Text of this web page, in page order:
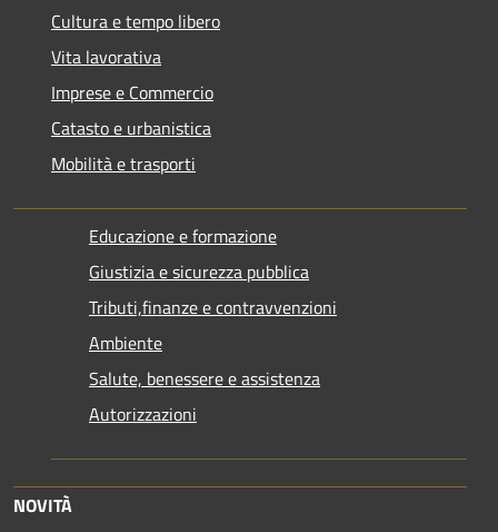
Cultura e tempo libero
Vita lavorativa
Imprese e Commercio
Catasto e urbanistica
Mobilità e trasporti
Educazione e formazione
Giustizia e sicurezza pubblica
Tributi,finanze e contravvenzioni
Ambiente
Salute, benessere e assistenza
Autorizzazioni
NOVITÀ